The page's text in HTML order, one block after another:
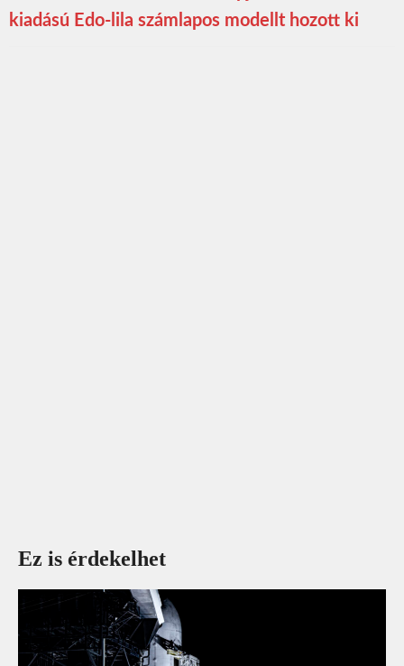
kiadású Edo-lila számlapos modellt hozott ki
Ez is érdekelhet